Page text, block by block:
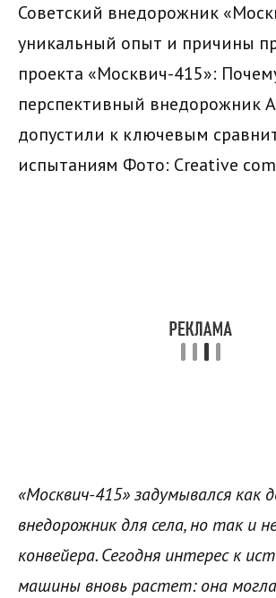
Советский внедорожник
уникальный опыт и причины
проекта «Москвич-415»:
перспективный внедорожник
допустили к ключевым
испытаниям Фото: Creative
«Москвич-415» задумывался как
внедорожник для села, но так и
конвейера. Сегодня интерес к
машины вновь растет: она